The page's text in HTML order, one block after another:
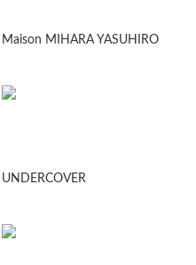
Maison MIHARA YASUHIRO
UNDERCOVER